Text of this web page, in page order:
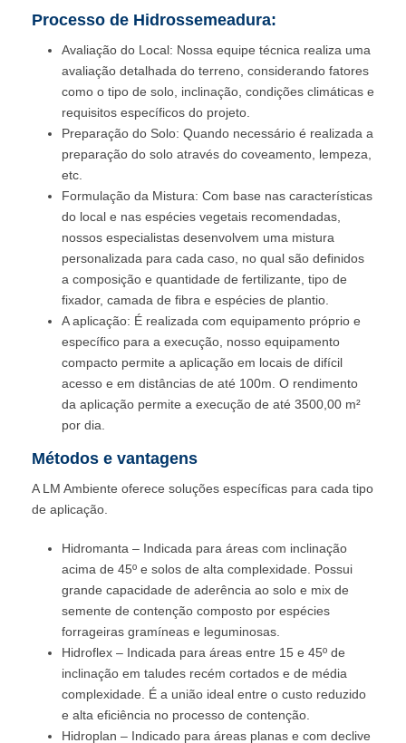
Processo de Hidrossemeadura:
Avaliação do Local: Nossa equipe técnica realiza uma
avaliação detalhada do terreno, considerando fatores
como o tipo de solo, inclinação, condições climáticas e
requisitos específicos do projeto.
Preparação do Solo: Quando necessário é realizada a
preparação do solo através do coveamento, lempeza,
etc.
Formulação da Mistura: Com base nas características
do local e nas espécies vegetais recomendadas,
nossos especialistas desenvolvem uma mistura
personalizada para cada caso, no qual são definidos
a composição e quantidade de fertilizante, tipo de
fixador, camada de fibra e espécies de plantio.
A aplicação: É realizada com equipamento próprio e
específico para a execução, nosso equipamento
compacto permite a aplicação em locais de difícil
acesso e em distâncias de até 100m. O rendimento
da aplicação permite a execução de até 3500,00 m²
por dia.
Métodos e vantagens
A LM Ambiente oferece soluções específicas para cada tipo
de aplicação.
Hidromanta – Indicada para áreas com inclinação
acima de 45º e solos de alta complexidade. Possui
grande capacidade de aderência ao solo e mix de
semente de contenção composto por espécies
forrageiras gramíneas e leguminosas.
Hidroflex – Indicada para áreas entre 15 e 45º de
inclinação em taludes recém cortados e de média
complexidade. É a união ideal entre o custo reduzido
e alta eficiência no processo de contenção.
Hidroplan – Indicado para áreas planas e com declive